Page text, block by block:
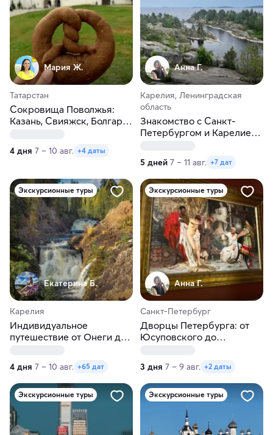
Мария Ж.
Татарстан
Сокровища Поволжья:
Казань, Свияжск, Болгар.
4 дня 7 – 10 авг. +4 даты
Анна Г.
Карелия, Ленинградская
область
Знакомство с Санкт-
Петербургом и Карелией.
5 дней 7 – 11 авг. +7 дат
Экскурсионные туры
Екатерина Б.
Карелия
Индивидуальное
путешествие от Онеги до
4 дня 7 – 10 авг. +65 дат
Экскурсионные туры
Анна Г.
Санкт-Петербург
Дворцы Петербурга: от
Юсуповского до
3 дня 7 – 9 авг. +2 даты
Экскурсионные туры Экскурсионные туры